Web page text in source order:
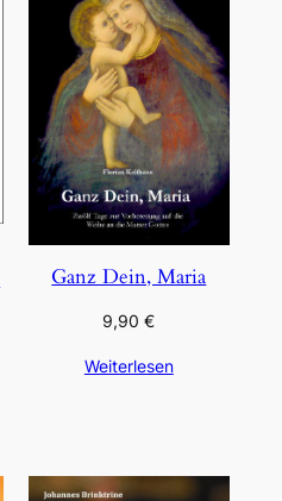
Ganz Dein, Maria
9,90€
Weiterlesen